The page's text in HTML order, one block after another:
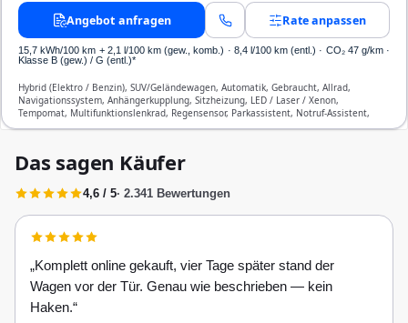
Angebot anfragen Rate anpassen
15,7 kWh/100 km + 2,1 l/100 km (gew., komb.) · 8,4 l/100 km (entl.) · CO₂ 47 g/km ·
Klasse B (gew.) / G (entl.)*
Hybrid (Elektro / Benzin), SUV/Geländewagen, Automatik, Gebraucht, Allrad,
Navigationssystem, Anhängerkupplung, Sitzheizung, LED / Laser / Xenon,
Tempomat, Multifunktionslenkrad, Regensensor, Parkassistent, Notruf-Assistent,
Head Up Display, Start/Stopp-Automatik, Bluetooth, Freisprecheinrichtung,
Das sagen Käufer
4,6 / 5· 2.341 Bewertungen
„Komplett online gekauft, vier Tage später stand der
Wagen vor der Tür. Genau wie beschrieben — kein
Haken.“